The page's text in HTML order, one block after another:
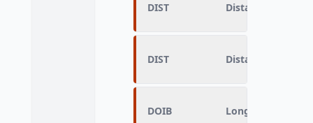
DIST Distance
DIST Distance
DOIB Longueur à vol